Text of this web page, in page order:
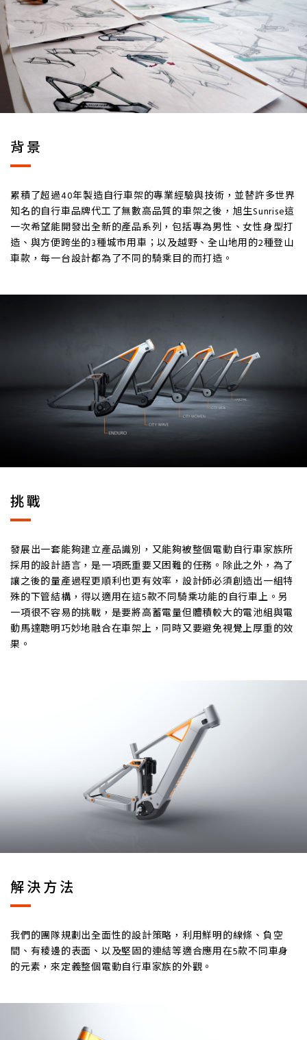
背景
累積了超過40年製造自行車架的專業經驗與技術，並替許多世界
知名的自行車品牌代工了無數高品質的車架之後，旭生Sunrise這
一次希望能開發出全新的產品系列，包括專為男性、女性身型打
造、與方便跨坐的3種城市用車；以及越野、全山地用的2種登山
車款，每一台設計都為了不同的騎乘目的而打造。
挑戰
發展出一套能夠建立產品識別，又能夠被整個電動自行車家族所
採用的設計語言，是一項既重要又困難的任務。除此之外，為了
讓之後的量產過程更順利也更有效率，設計師必須創造出一組特
殊的下管結構，得以適用在這5款不同騎乘功能的自行車上。另
一項很不容易的挑戰，是要將高蓄電量但體積較大的電池組與電
動馬達聰明巧妙地融合在車架上，同時又要避免視覺上厚重的效
果。
解決方法
我們的團隊規劃出全面性的設計策略，利用鮮明的線條、負空
間、有稜邊的表面、以及堅固的連結等適合應用在5款不同車身
的元素，來定義整個電動自行車家族的外觀。